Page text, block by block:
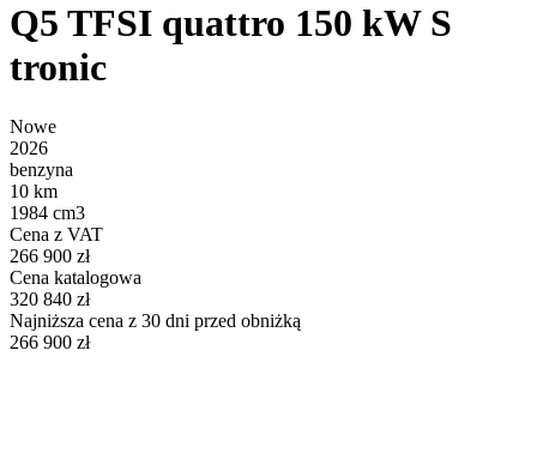
Q5 TFSI quattro 150 kW S
tronic
Nowe
2026
benzyna
10 km
1984 cm3
Cena z VAT
266 900 zł
Cena katalogowa
320 840 zł
Najniższa cena z 30 dni przed obniżką
266 900 zł